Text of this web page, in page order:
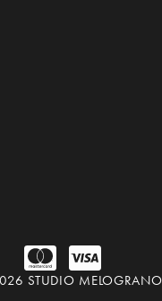
STUDIO MELOGRANO